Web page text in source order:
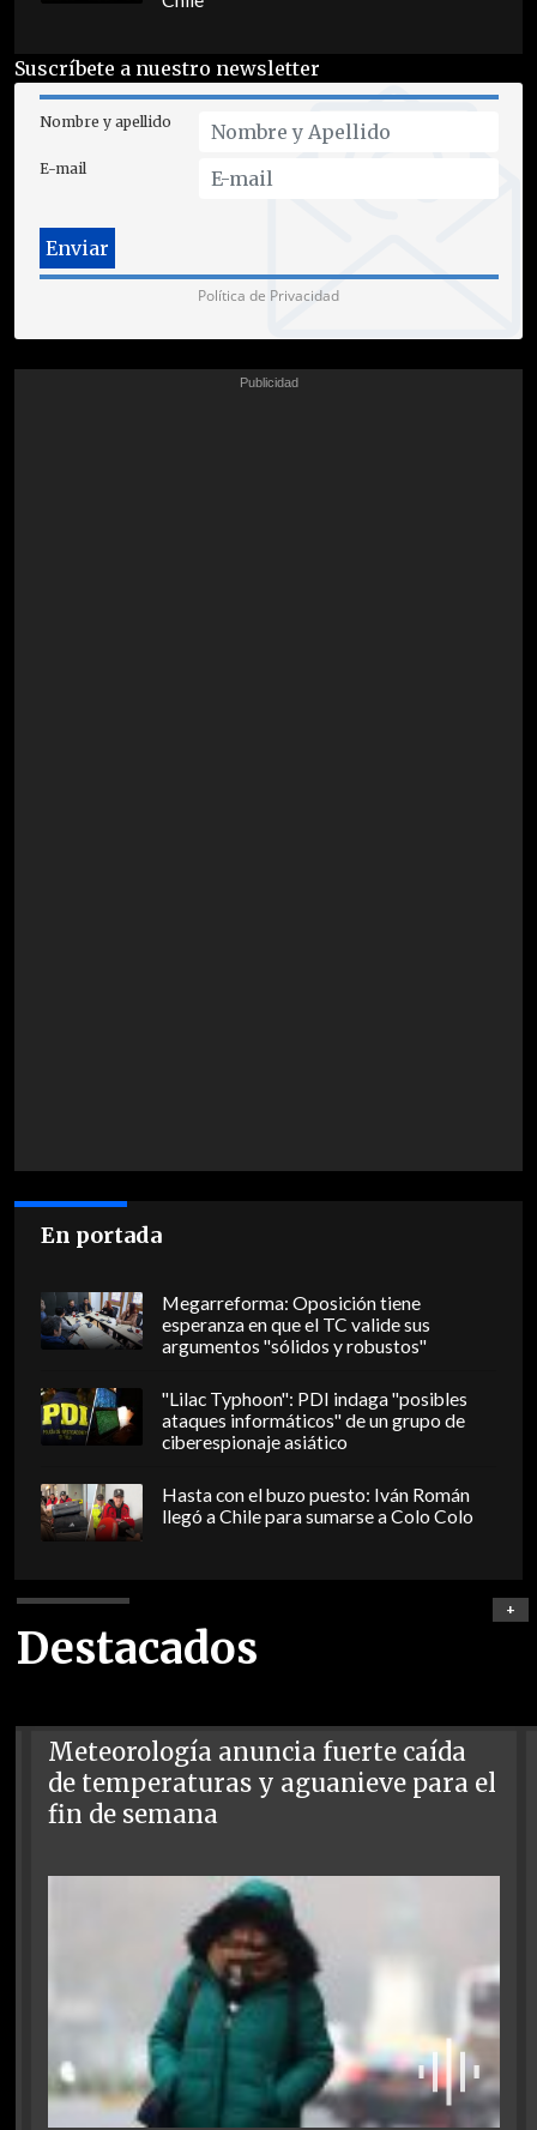
Suscríbete a nuestro newsletter
Nombre y apellido
E-mail
Política de Privacidad
En portada
Megarreforma: Oposición tiene
esperanza en que el TC valide sus
argumentos "sólidos y robustos"
"Lilac Typhoon": PDI indaga "posibles
ataques informáticos" de un grupo de
ciberespionaje asiático
Hasta con el buzo puesto: Iván Román
llegó a Chile para sumarse a Colo Colo
Destacados
+
Meteorología anuncia fuerte caída
de temperaturas y aguanieve para el
fin de semana